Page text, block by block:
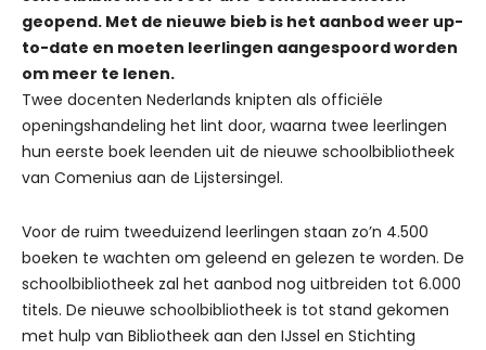
geopend. Met de nieuwe bieb is het aanbod weer up-
to-date en moeten leerlingen aangespoord worden
om meer te lenen.
Twee docenten Nederlands knipten als officiële
openingshandeling het lint door, waarna twee leerlingen
hun eerste boek leenden uit de nieuwe schoolbibliotheek
van Comenius aan de Lijstersingel.
Voor de ruim tweeduizend leerlingen staan zo’n 4.500
boeken te wachten om geleend en gelezen te worden. De
schoolbibliotheek zal het aanbod nog uitbreiden tot 6.000
titels. De nieuwe schoolbibliotheek is tot stand gekomen
met hulp van Bibliotheek aan den IJssel en Stichting